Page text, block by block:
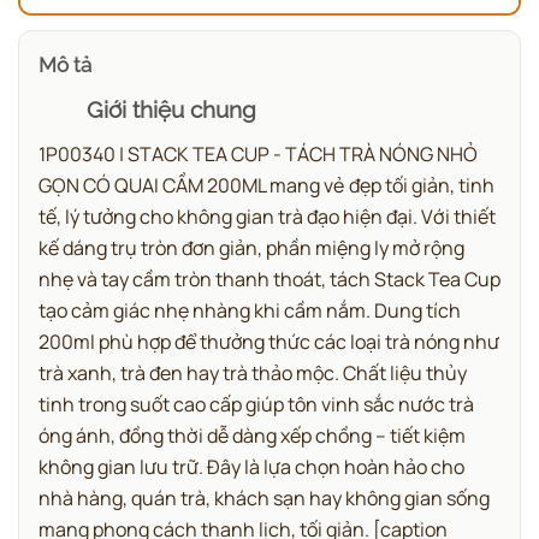
Mô tả
Giới thiệu chung
1P00340 | STACK TEA CUP - TÁCH TRÀ NÓNG NHỎ
GỌN CÓ QUAI CẦM 200ML mang vẻ đẹp tối giản, tinh
tế, lý tưởng cho không gian trà đạo hiện đại.Với thiết
kế dáng trụ tròn đơn giản, phần miệng ly mở rộng
nhẹ và tay cầm tròn thanh thoát, tách Stack Tea Cup
tạo cảm giác nhẹ nhàng khi cầm nắm. Dung tích
200ml phù hợp để thưởng thức các loại trà nóng như
trà xanh, trà đen hay trà thảo mộc. Chất liệu thủy
tinh trong suốt cao cấp giúp tôn vinh sắc nước trà
óng ánh, đồng thời dễ dàng xếp chồng – tiết kiệm
không gian lưu trữ. Đây là lựa chọn hoàn hảo cho
nhà hàng, quán trà, khách sạn hay không gian sống
mang phong cách thanh lịch, tối giản. [caption